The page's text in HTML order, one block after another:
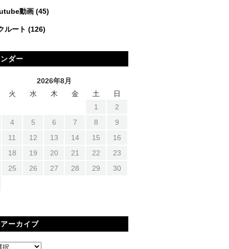
動画 (45)
ルート (126)
ダー
2026年8月
火
水 木 金 土
日
1
2
4
5 6 7 8
9
11
12 13 14 15
16
18
19 20 21 22
23
25
26 27 28 29 30
ーカイブ